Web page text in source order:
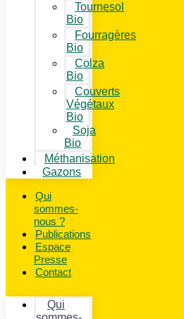
Tournesol
Bio
Fourragères
Bio
Colza
Bio
Couverts
Végétaux
Bio
Soja
Bio
Méthanisation
Gazons
Qui
sommes-
nous ?
Publications
Espace
Presse
Contact
Qui